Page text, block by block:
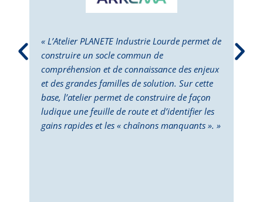
« L’Atelier PLANETE Industrie Lourde permet de
construire un socle commun de
compréhension et de connaissance des enjeux
et des grandes familles de solution. Sur cette
base, l’atelier permet de construire de façon
ludique une feuille de route et d’identifier les
gains rapides et les « chaînons manquants ». »